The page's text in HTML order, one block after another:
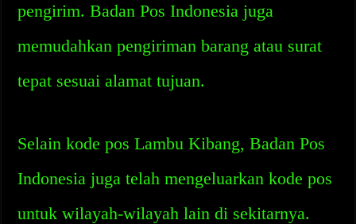
pengirim. Badan Pos Indonesia juga
memudahkan pengiriman barang atau surat
tepat sesuai alamat tujuan.
Selain kode pos Lambu Kibang, Badan Pos
Indonesia juga telah mengeluarkan kode pos
untuk wilayah-wilayah lain di sekitarnya.